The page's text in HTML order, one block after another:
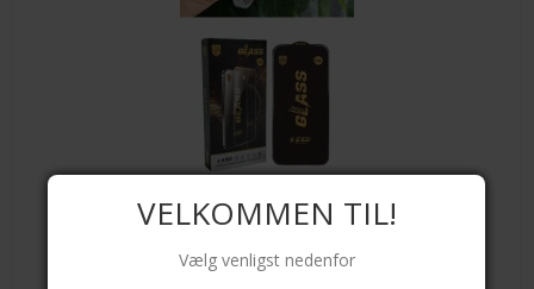
VELKOMMEN TIL!
Vælg venligst nedenfor